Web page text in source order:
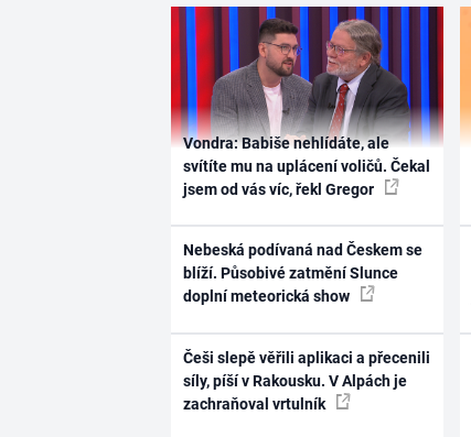
Vondra: Babiše nehlídáte, ale
svítíte mu na uplácení voličů. Čekal
jsem od vás víc, řekl Gregor
Nebeská podívaná nad Českem se
blíží. Působivé zatmění Slunce
doplní meteorická show
Češi slepě věřili aplikaci a přecenili
síly, píší v Rakousku. V Alpách je
zachraňoval vrtulník